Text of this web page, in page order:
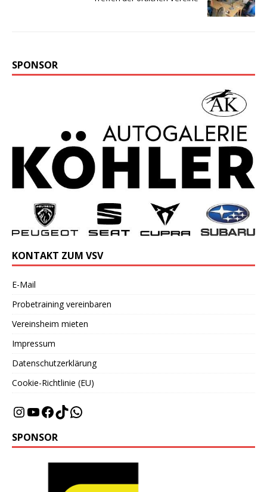
SPONSOR
KONTAKT ZUM VSV
E-Mail
Probetraining vereinbaren
Vereinsheim mieten
Impressum
Datenschutzerklärung
Cookie-Richtlinie (EU)
SPONSOR